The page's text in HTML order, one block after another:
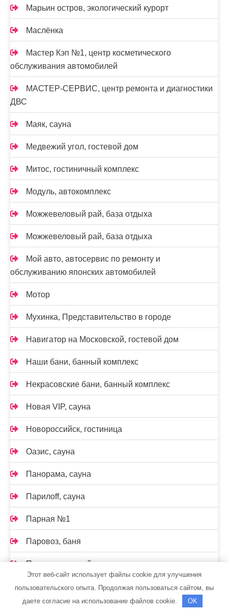
Марьин остров, экологический курорт
Маслёнка
Мастер Кэп №1, центр косметического
обслуживания автомобилей
МАСТЕР-СЕРВИС, центр ремонта и диагностики
ДВС
Маяк, сауна
Медвежий угол, гостевой дом
Митос, гостиничный комплекс
Модуль, автокомплекс
Можжевеловый рай, база отдыха
Можжевеловый рай, база отдыха
Мой авто, автосервис по ремонту и
обслуживанию японских автомобилей
Мотор
Мухинка, Представительство в городе
Навигатор на Московской, гостевой дом
Наши бани, банный комплекс
Некрасовские бани, банный комплекс
Новая VIP, сауна
Новороссийск, гостиница
Оазис, сауна
Панорама, сауна
Парилоff, сауна
Парная №1
Паровоз, баня
Партия, гостевой дом
Парус, сауна
Этот веб-сайт использует файлы cookie для улучшения
пользовательского опыта. Продолжая пользоваться сайтом, вы
даете согласие на использование файлов cookie.
OK